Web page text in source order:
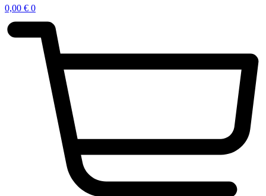
0,00 € 0